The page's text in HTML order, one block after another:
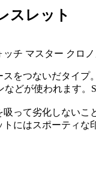
スレット
チ マスター クロ
をつないだタイ
などが使われます
って劣化しない
にはスポーティな